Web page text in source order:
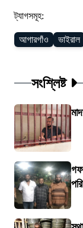
ট্যাগসমূহ:
আগারগাঁও ভাইরাল
সংশ্লিষ্ট